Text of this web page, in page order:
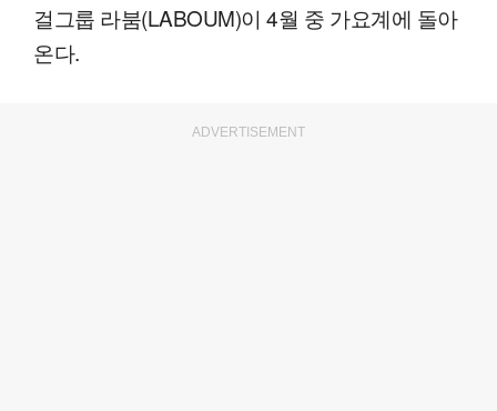
걸그룹 라붐(LABOUM)이 4월 중 가요계에 돌아
온다.
ADVERTISEMENT